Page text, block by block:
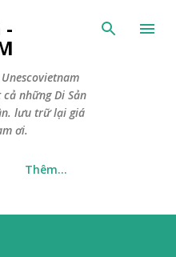
dung chính
-
những Di Sản
lưu trữ lại giá
ơi.
Thêm…